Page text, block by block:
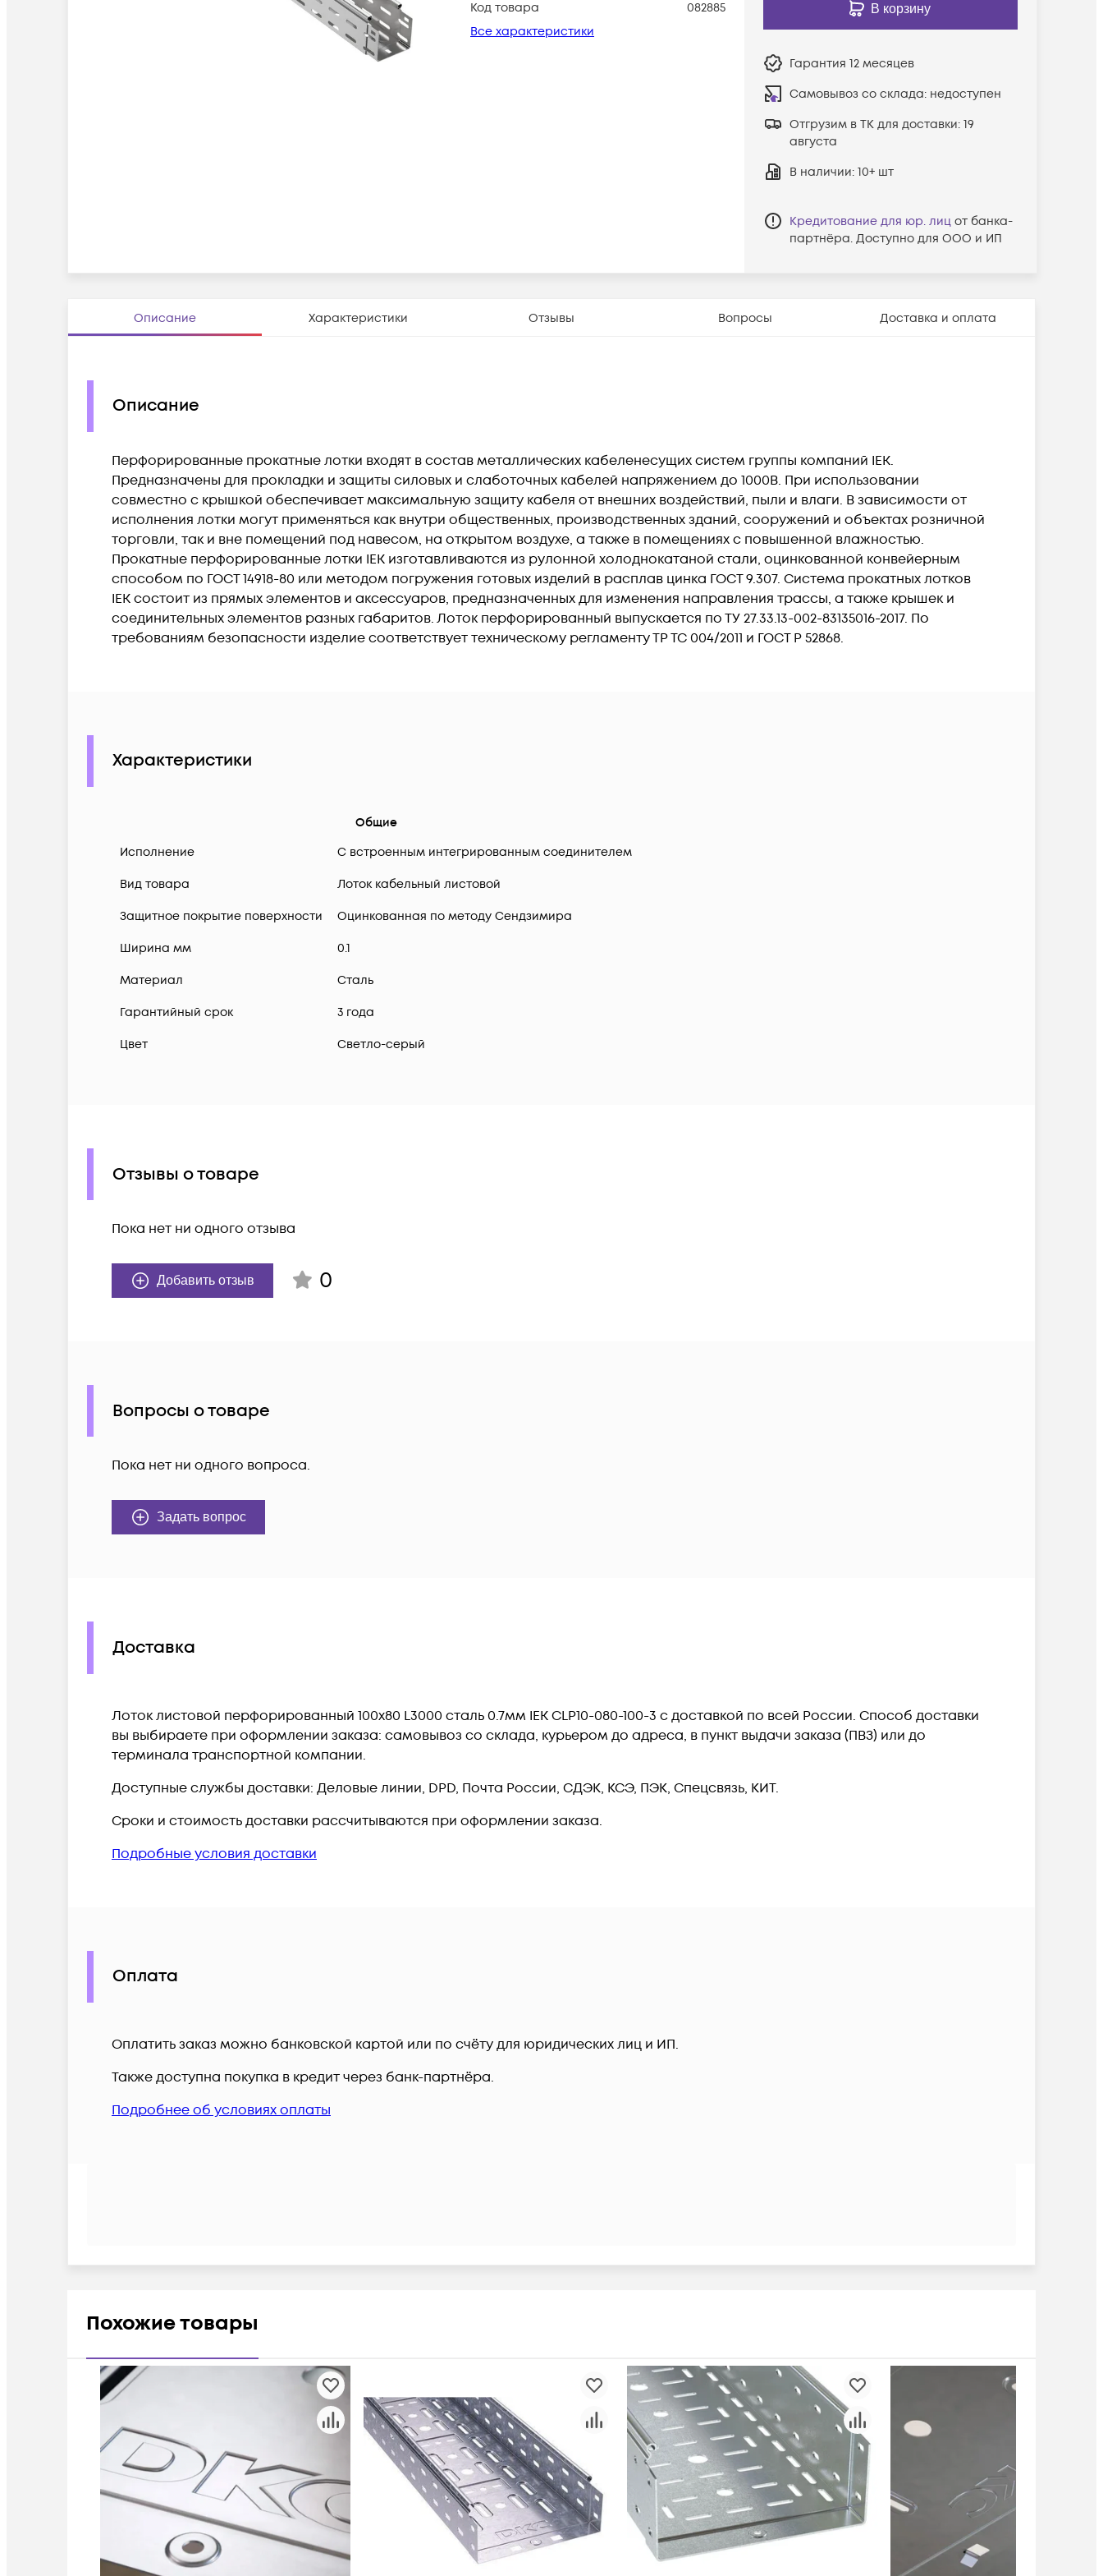
Код товара
082885
Все характеристики
В корзину
Гарантия 12 месяцев
Самовывоз со склада: недоступен
Отгрузим в ТК для доставки: 19
августа
В наличии: 10+ шт
Кредитование для юр. лиц от банка-
партнёра. Доступно для ООО и ИП
Описание Характеристики Отзывы Вопросы Доставка и оплата
Описание
Перфорированные прокатные лотки входят в состав металлических кабеленесущих систем группы компаний IEK.
Предназначены для прокладки и защиты силовых и слаботочных кабелей напряжением до 1000В. При использовании
совместно с крышкой обеспечивает максимальную защиту кабеля от внешних воздействий, пыли и влаги. В зависимости от
исполнения лотки могут применяться как внутри общественных, производственных зданий, сооружений и объектах розничной
торговли, так и вне помещений под навесом, на открытом воздухе, а также в помещениях с повышенной влажностью.
Прокатные перфорированные лотки IEK изготавливаются из рулонной холоднокатаной стали, оцинкованной конвейерным
способом по ГОСТ 14918-80 или методом погружения готовых изделий в расплав цинка ГОСТ 9.307. Система прокатных лотков
IEK состоит из прямых элементов и аксессуаров, предназначенных для изменения направления трассы, а также крышек и
соединительных элементов разных габаритов. Лоток перфорированный выпускается по ТУ 27.33.13-002-83135016-2017. По
требованиям безопасности изделие соответствует техническому регламенту ТР ТС 004/2011 и ГОСТ Р 52868.
Характеристики
Общие
Исполнение
С встроенным интегрированным соединителем
Вид товара Лоток кабельный листовой
Защитное покрытие поверхности Оцинкованная по методу Сендзимира
Ширина мм 0.1
Материал Сталь
Гарантийный срок 3 года
Цвет Светло-серый
Отзывы о товаре
Пока нет ни одного отзыва
Добавить отзыв 0
Вопросы о товаре
Пока нет ни одного вопроса.
Задать вопрос
Доставка
Лоток листовой перфорированный 100х80 L3000 сталь 0.7мм IEK CLP10-080-100-3 c доставкой по всей России. Способ доставки
вы выбираете при оформлении заказа: самовывоз со склада, курьером до адреса, в пункт выдачи заказа (ПВЗ) или до
терминала транспортной компании.
Доступные службы доставки: Деловые линии, DPD, Почта России, СДЭК, КСЭ, ПЭК, Спецсвязь, КИТ.
Сроки и стоимость доставки рассчитываются при оформлении заказа.
Подробные условия доставки
Оплата
Оплатить заказ можно банковской картой или по счёту для юридических лиц и ИП.
Также доступна покупка в кредит через банк-партнёра.
Подробнее об условиях оплаты
Похожие товары